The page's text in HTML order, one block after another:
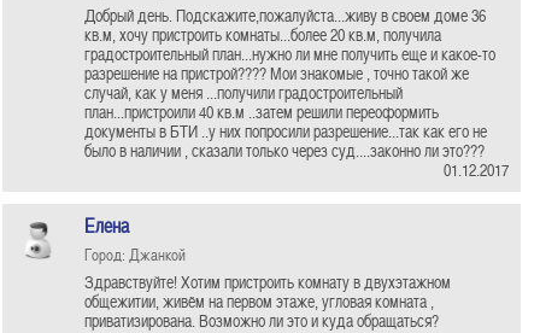
Добрый день. Подскажите,пожалуйста...живу в своем доме 36
кв.м, хочу пристроить комнаты...более 20 кв.м, получила
градостроительный план...нужно ли мне получить еще и какое-то
разрешение на пристрой???? Мои знакомые , точно такой же
случай, как у меня ...получили градостроительный
план...пристроили 40 кв.м ..затем решили переоформить
документы в БТИ ..у них попросили разрешение...так как его не
было в наличии , сказали только через суд....законно ли это???
01.12.2017
Елена
Город: Джанкой
Здравствуйте! Хотим пристроить комнату в двухэтажном
общежитии, живём на первом этаже, угловая комната ,
приватизирована. Возможно ли это и куда обращаться?